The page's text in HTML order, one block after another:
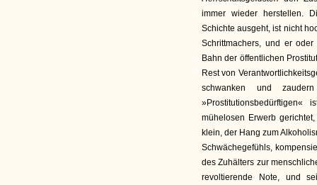
immer wieder herstellen.
Schichte ausgeht, ist nicht
Schrittmachers, und er
Bahn der öffentlichen
Rest von
schwanken und
mühelosen Erwerb
klein, der Hang zum
Schwächegefühls,
des Zuhälters zur
revoltierende Note, und